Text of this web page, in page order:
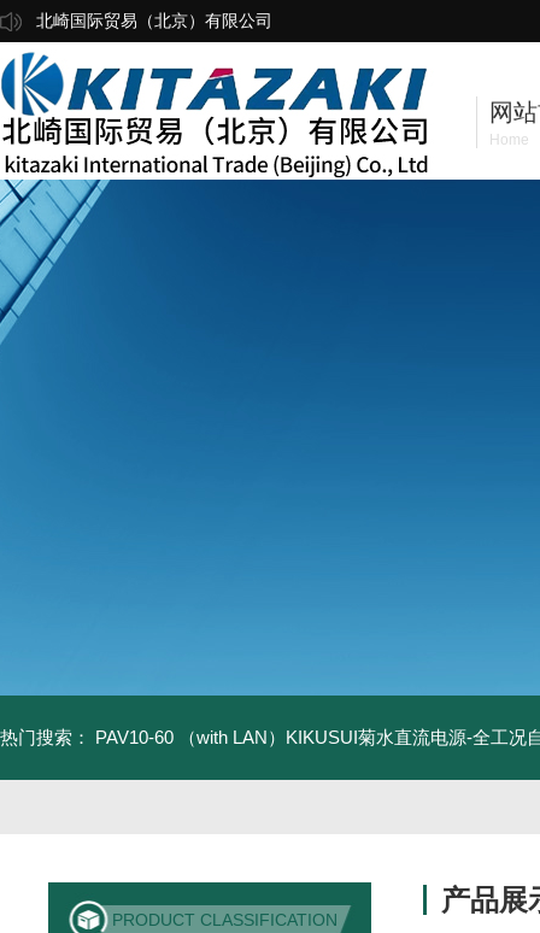
北崎国际贸易（北京）有限公司
网
Home
热门搜索： PAV10-60 （with LAN）KIKUSUI菊水直流电源-全工况
PRODUCT CLASSIFICATION
产品展